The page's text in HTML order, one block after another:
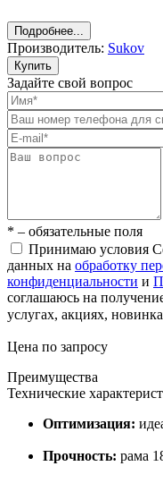
Подробнее...
Производитель: Sukov
Купить
Задайте свой вопрос
* – обязательные поля
Принимаю условия
данных на обработку
конфиденциальности и
соглашаюсь на
услугах, акциях,
Цена по запросу
Преимущества
Технические
Оптимизация:
Прочность: рама